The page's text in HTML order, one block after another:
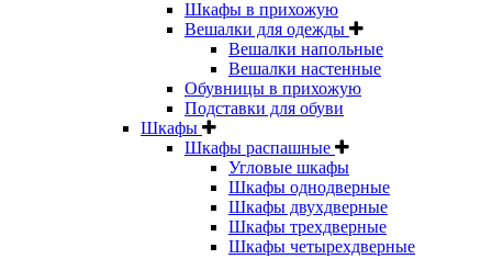
Шкафы в прихожую
Вешалки для одежды
Вешалки напольные
Вешалки настенные
Обувницы в прихожую
Подставки для обуви
Шкафы
Шкафы распашные
Угловые шкафы
Шкафы однодверные
Шкафы двухдверные
Шкафы трехдверные
Шкафы четырехдверные